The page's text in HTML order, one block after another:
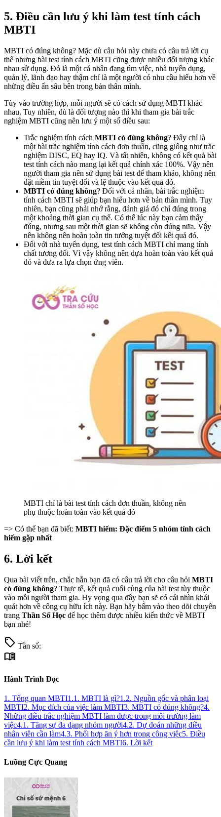
5. Điều cần lưu ý khi làm test tính cách
MBTI
MBTI có đúng không? Mặc dù câu hỏi này chưa có câu trả lời cụ
thể nhưng bài test tính cách MBTI cũng được nhiều đối tượng khác
nhau sử dụng. Đó là một cá nhân đang tìm việc, nhà tuyển dụng,
quản lý, lãnh đạo hay thậm chí là một người có nhu cầu hiểu hơn về
những điều ẩn sâu bên trong bản thân mình.
Tùy vào trường hợp, mỗi người sẽ có cách sử dụng MBTI khác
nhau. Tuy nhiên, dù là đối tượng nào thì khi tham gia bài trắc
nghiệm MBTI cũng nên lưu ý một số điều sau:
Trắc nghiệm tính cách MBTI có đúng không? Đây chỉ là
một bài trắc nghiệm tính cách đơn thuần, cũng giống như trắc
nghiệm DISC, EQ hay IQ. Và tất nhiên, không có kết quả bài
test tính cách nào mang lại kết quả chính xác 100%. Vậy nên
người tham gia nên sử dụng bài test để tham khảo, không nên
đặt niềm tin tuyệt đối và lệ thuộc vào kết quả đó.
MBTI có đúng không? Đối với cá nhân, bài trắc nghiệm
tính cách MBTI sẽ giúp bạn hiểu hơn về bản thân mình. Tuy
nhiên, bạn cũng phải nhớ rằng, đánh giá đó chỉ đúng trong
một khoảng thời gian cụ thể. Có thể lúc này bạn cảm thấy
đúng, nhưng sau một thời gian sẽ không còn đúng nữa. Vậy
nên không nên hoàn toàn tin tưởng tuyệt đối kết quả đó.
Đối với nhà tuyển dụng, test tính cách MBTI chỉ mang tính
chất tương đối. Vì vậy không nên dựa hoàn toàn vào kết quả
đó và đưa ra lựa chọn ứng viên.
MBTI chỉ là bài test tính cách đơn thuần, không nên
phụ thuộc hoàn toàn vào kết quả đó
=> Có thể bạn đã biết: MBTI hiếm: Đặc điểm 5 nhóm tính cách
hiếm gặp nhất
6. Lời kết
Qua bài viết trên, chắc hẳn bạn đã có câu trả lời cho câu hỏi MBTI
có đúng không? Thực tế, kết quả cuối cùng của bài test tùy thuộc
vào mỗi người tham gia. Hy vọng qua đây bạn sẽ có cái nhìn khái
quát hơn về công cụ hữu ích này. Bạn hãy bấm vào theo dõi chuyên
trang Thần Số Học để học thêm được nhiều kiến thức về MBTI
bạn nhé!
sell Tần số:
menu_book
Hành Trình Đọc
1. Tổng quan MBTI1.1. MBTI là gì?1.2. Nguồn gốc và phân loại
MBTI2. Mục đích của việc làm MBTI3. MBTI có đúng không?4.
Những điều trắc nghiệm MBTI làm được trong môi trường làm
việc4.1. Tăng sự đa dạng nhóm người4.2. Dự đoán những điều
nhân viên cần làm4.3. Phối hợp ăn ý hơn trong công việc5. Điều
cần lưu ý khi làm test tính cách MBTI6. Lời kết
Luồng Cực Quang